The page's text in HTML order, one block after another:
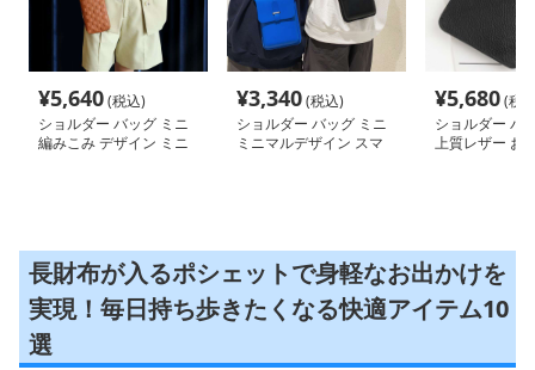
¥5,640(税込)
ショルダー バッグ ミニ
編みこみ デザイン ミニ
¥3,340(税込)
ショルダー バッグ ミニ
ミニマルデザイン スマ
¥5,680(税
ショルダー バ
上質レザー お
長財布が入るポシェットで身軽なお出かけを
実現！毎日持ち歩きたくなる快適アイテム10
選